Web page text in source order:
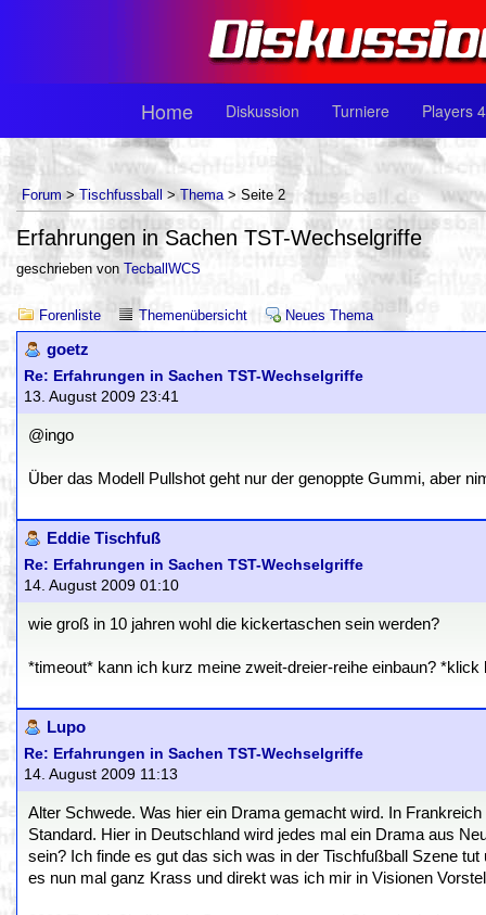
Home Diskussion Turniere Players
Forum > Tischfussball > Thema> Seite 2
Erfahrungen in Sachen TST-Wechselgriffe
geschrieben von TecballWCS
Forenliste Themenübersicht Neues Thema
goetz
Re: Erfahrungen in Sachen TST-Wechselgriffe
13. August 2009 23:41
@ingo
Über das Modell Pullshot geht nur der genoppte Gummi, aber
Eddie Tischfuß
Re: Erfahrungen in Sachen TST-Wechselgriffe
14. August 2009 01:10
wie groß in 10 jahren wohl die kickertaschen sein werden?
*timeout* kann ich kurz meine zweit-dreier-reihe einbaun? *klick
Lupo
Re: Erfahrungen in Sachen TST-Wechselgriffe
14. August 2009 11:13
Alter Schwede. Was hier ein Drama gemacht wird. In
Standard. Hier in Deutschland wird jedes mal ein Drama aus
sein? Ich finde es gut das sich was in der Tischfußball Szene
es nun mal ganz Krass und direkt was ich mir in Visionen